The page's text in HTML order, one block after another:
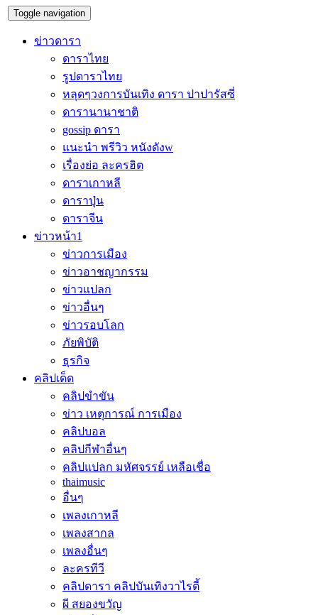
Toggle navigation
ข่าวดารา
ดาราไทย
รูปดาราไทย
หลุดๆวงการบันเทิง ดารา ปาปารัสซี่
ดารานานาชาติ
gossip ดารา
แนะนำ พรีวิว หนังดังw
เรื่องย่อ ละครฮิต
ดาราเกาหลี
ดาราปุ่น
ดาราจีน
ข่าวหน้า1
ข่าวการเมือง
ข่าวอาชญากรรม
ข่าวแปลก
ข่าวอื่นๆ
ข่าวรอบโลก
ภัยพิบัติ
ธุรกิจ
คลิปเด็ด
คลิปขำขัน
ข่าว เหตุการณ์ การเมือง
คลิปบอล
คลิปกีฬาอื่นๆ
คลิปแปลก มหัศจรรย์ เหลือเชื่อ
thaimusic
อื่นๆ
เพลงเกาหลี
เพลงสากล
เพลงอื่นๆ
ละครทีวี
คลิปดารา คลิปบันเทิงวาไรตี้
ผี สยองขวัญ